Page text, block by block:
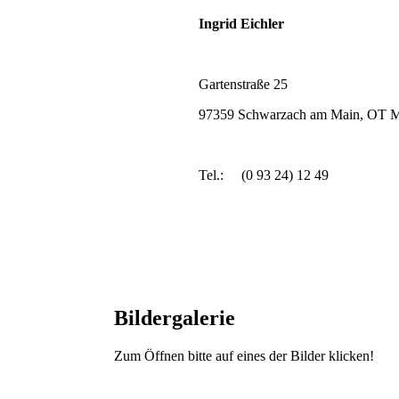
Ingrid Eichler
Gartenstraße 25
97359 Schwarzach am Main, OT
Tel.: (0 93 24) 12 49
Bildergalerie
Zum Öffnen bitte auf eines der Bilder klicken!